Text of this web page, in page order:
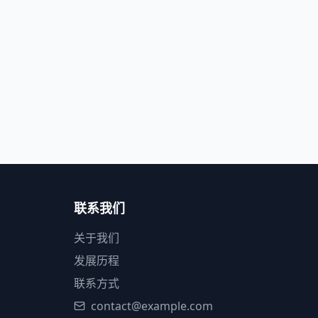
联系我们
关于我们
发展历程
联系方式
contact@example.com